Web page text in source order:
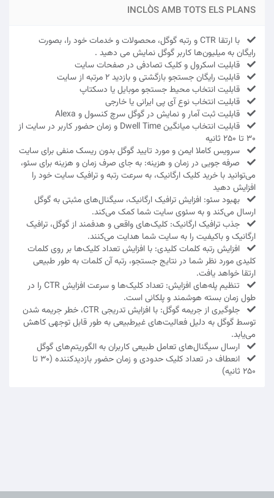
INCLÒS AMB TOTS ELS PLANS
با ارتقا CTR و رتبه گوگل، محصولات و خدمات خود را، بصورت
رایگان به میلیون‌ها کاربر گوگل نمایش می دهید .
قابلیت اسکرول و کلیک تصادفی در صفحات سایت
قابلیت رایگان جستجو بازگشتی و بازدید 2 مرتبه از سایت
قابلیت انتخاب محیط جستجو موبایل یا دسکتاپ
قابلیت انتخاب نوع آی پی ایرانی یا خارجی
قابلیت ثبت آمار و نمایش در گوگل سرچ کنسول و Alexa
قابلیت انتخاب میانگین Dwell Time و زمان حضور کاربر در سایت از
30 تا 250 ثانیه
سرویس کاملا ایمن و مورد تایید گوگل بدون ریسک منفی برای سایت
صرفه جویی در زمان و هزینه: به جای صرف زمان و هزینه برای سئو،
می‌توانید با خرید کلیک ارگانیک، به سرعت رتبه و ترافیک سایت خود را
افزایش دهید
بهبود سئو: افزایش ترافیک ارگانیک، سیگنال‌های مثبتی به گوگل
ارسال می‌کند و به سئوی سایت شما کمک می‌کند.
جذب ترافیک ارگانیک: کلیک‌های واقعی و هدفمند از گوگل، ترافیک
ارگانیک و باکیفیت را به سایت شما هدایت می‌کنند.
افزایش رتبه کلمات کلیدی: با افزایش تعداد کلیک‌ها بر روی کلمات
کلیدی مورد نظر شما در نتایج جستجو، رتبه آن کلمات به طور طبیعی
ارتقا خواهد یافت.
تنظیم پله‌های افزایش: تعداد کلیک‌ها و سرعت افزایش CTR را در
طول زمان بسته هوشمند و پلکانی است.
جلوگیری از جریمه گوگل: با افزایش تدریجی CTR، خطر جریمه شدن
توسط گوگل به دلیل فعالیت‌های غیرطبیعی به طور قابل توجهی کاهش
می‌یابد.
ارسال سیگنال‌های تعامل طبیعی کاربران به الگوریتم‌های گوگل
انعطاف در تعداد کلیک حدودی و زمان حضور بازدیدکننده (۳۰ تا
۲۵۰ ثانیه)